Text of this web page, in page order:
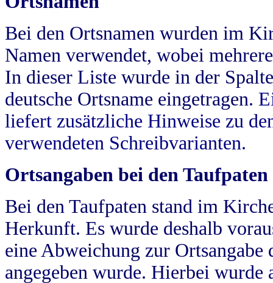
Bei den Ortsnamen wurden im
Namen verwendet, wobei
In dieser Liste wurde in der
deutsche Ortsname eingetragen.
liefert zusätzliche Hinweise zu
verwendeten Schreibvarianten.
Ortsangaben bei den Taufpaten
Bei den Taufpaten stand im
Herkunft. Es wurde deshalb
eine Abweichung zur
angegeben wurde. Hierbei wurde